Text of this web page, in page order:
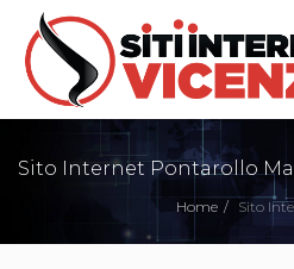
Sito Internet Pontarollo
Home Sito